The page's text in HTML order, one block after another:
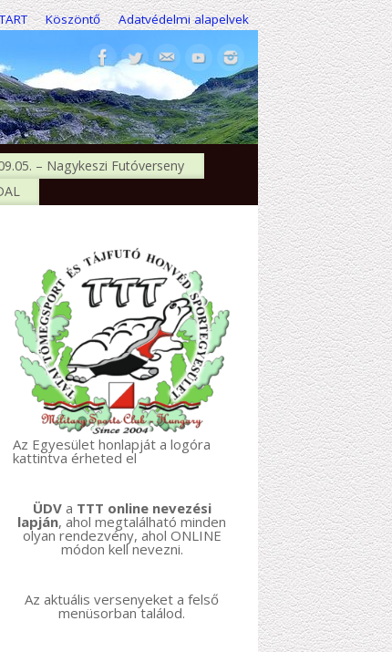
Köszöntő Adatvédelmi alapelvek
– Nagykeszi Futóverseny
Az Egyesület honlapját a logóra
kattintva érheted el
ÜDV a TTT online nevezési
lapján, ahol megtalálható minden
olyan rendezvény, ahol ONLINE
módon kell nevezni.
Az aktuális versenyeket a felső
menüsorban találod.